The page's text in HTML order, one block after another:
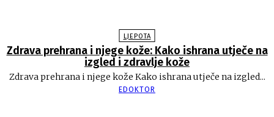
LJEPOTA
Zdrava prehrana i njege kože: Kako ishrana utječe na
izgled i zdravlje kože
Zdrava prehrana i njege kože Kako ishrana utječe na izgled...
EDOKTOR